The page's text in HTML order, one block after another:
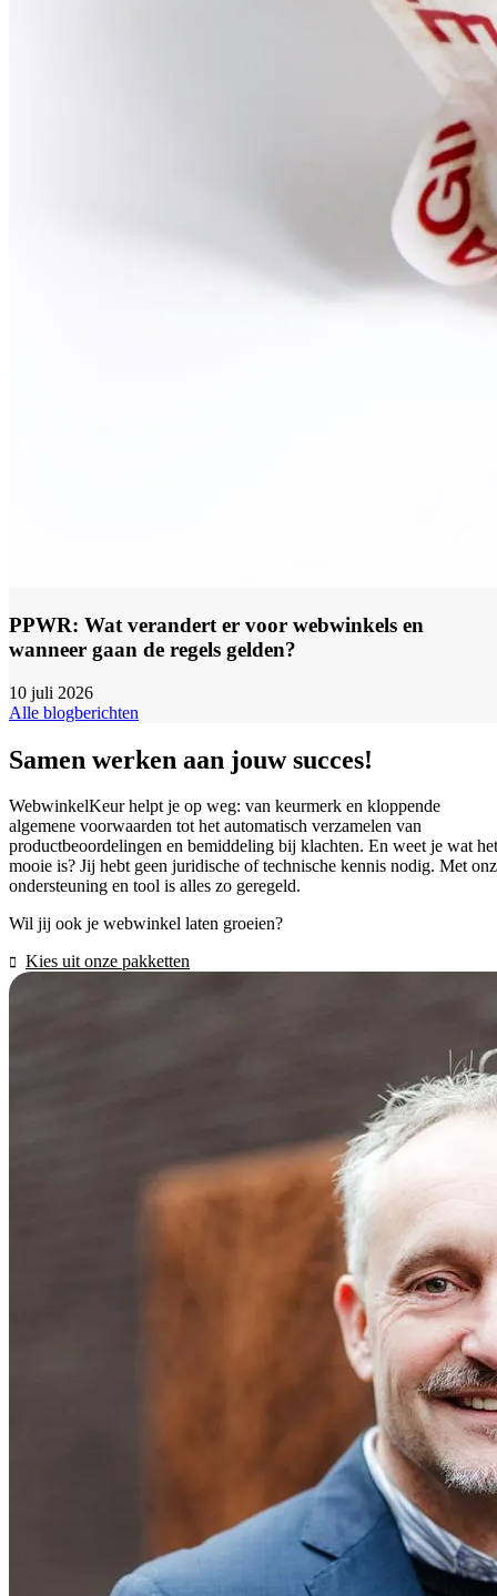
PPWR: Wat verandert er voor webwinkels en
wanneer gaan de regels gelden?
10 juli 2026
Alle blogberichten
Samen werken aan jouw succes!
WebwinkelKeur helpt je op weg: van keurmerk en kloppende
algemene voorwaarden tot het automatisch verzamelen van
productbeoordelingen en bemiddeling bij klachten. En weet je wat het
mooie is? Jij hebt geen juridische of technische kennis nodig. Met
ondersteuning en tool is alles zo geregeld.
Wil jij ook je webwinkel laten groeien?
Kies uit onze pakketten